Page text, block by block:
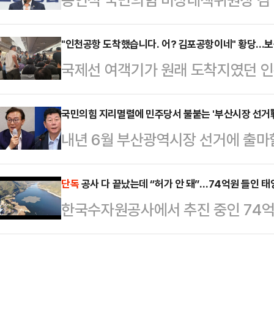
S925 화이트골드도금'이라는 상
매되고 있다. 심지어 무료배송이다
않아 논란을 의식해 삭제된 것으로
아펠의 '스노우 플레이크…
중기 특별검사팀을 향해 "500만 당
검열이며, 이건 수사가 아니라 폭
14일 여의도 중앙당사에서 열린 비
요구는 국민의힘을 통째로 특검에
한 부당한 영장집행에 협조할 수 없
대낮에 제1야당 중앙당사에 쳐들
고 요구했다"며 "500만명이면…
"인천공항 도착했습니다. 어? 김포공항이네" 황당...
국제선 여객기가 원래 도착지였던
당한 일이 벌어졌다.14일 연합뉴스
룸푸르에서 출발해 오후 7시50분
아 D7 506편이 국내 상공을 선회
륙한 곳은 인천공항이 아닌 김포공
"인천공항에 도착했습니다"라고 알
은 연합뉴스에 "어떤 승객이 김포
객들에게 되물었다"며 "승무원…
국민의힘 지리멸렬에 민주당서 불붙는 '부산시장 선
내년 6월 부산광역시장 선거에 출
윤곽이 잡혀가면서, 더불어민주당
분위기다.부산은 민주당에 '험지'로
집권 1년 만에 치러져 '여당 프리미
사태 및 윤석열 전 대통령 탄핵 후
단독공사 다 끝났는데 “허가 안 돼”…74억원 들인 태
한국수자원공사에서 추진 중인 74
고 좌초할 위기다. 85% 넘는 공정